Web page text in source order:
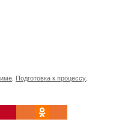
, Подготовка к процессу,